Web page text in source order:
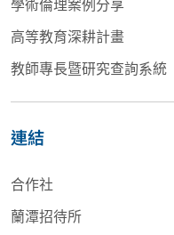
高等教育深耕計畫
教師專長暨研究查詢系統
連結
合作社
蘭潭招待所